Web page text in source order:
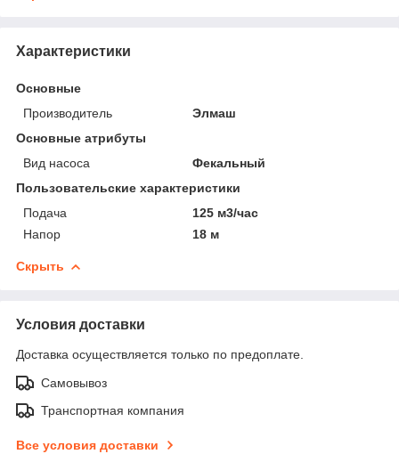
Характеристики
Основные
Производитель
Элмаш
Основные атрибуты
Вид насоса
Фекальный
Пользовательские характеристики
Подача
125 м3/час
Напор
18 м
Скрыть
Условия доставки
Доставка осуществляется только по предоплате.
Самовывоз
Транспортная компания
Все условия доставки